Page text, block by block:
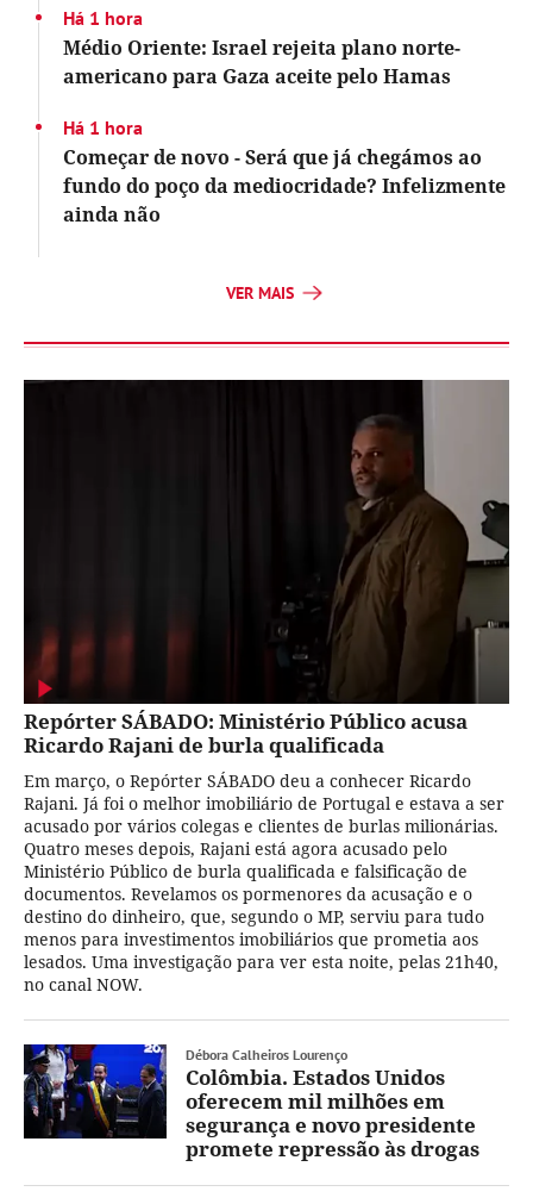
Há 1 hora
Médio Oriente: Israel rejeita plano norte-
americano para Gaza aceite pelo Hamas
Há 1 hora
Começar de novo - Será que já chegámos ao
fundo do poço da mediocridade? Infelizmente
ainda não
VER MAIS
Repórter SÁBADO: Ministério Público acusa
Ricardo Rajani de burla qualificada
Em março, o Repórter SÁBADO deu a conhecer Ricardo
Rajani. Já foi o melhor imobiliário de Portugal e estava a ser
acusado por vários colegas e clientes de burlas milionárias.
Quatro meses depois, Rajani está agora acusado pelo
Ministério Público de burla qualificada e falsificação de
documentos. Revelamos os pormenores da acusação e o
destino do dinheiro, que, segundo o MP, serviu para tudo
menos para investimentos imobiliários que prometia aos
lesados. Uma investigação para ver esta noite, pelas 21h40,
no canal NOW.
Débora Calheiros Lourenço
Colômbia. Estados Unidos
oferecem mil milhões em
segurança e novo presidente
promete repressão às drogas